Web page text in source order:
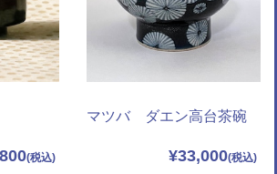
マツバ ダエン高台茶碗
¥33,000